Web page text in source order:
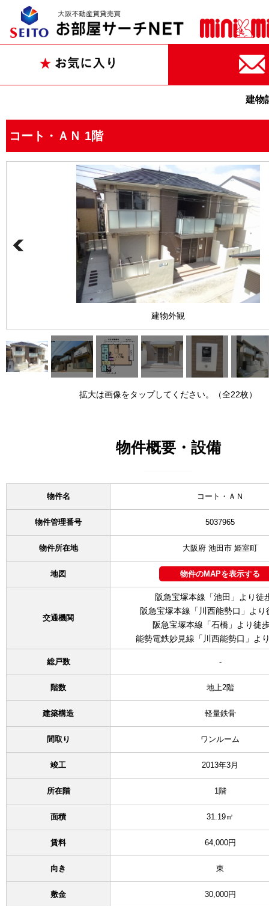
建物
コート・ＡＮ 1階
建物外観
拡大は画像をタップしてください。（全22枚）
物件概要・設備
物件名 コート・ＡＮ
物件管理番号 5037965
物件所在地 大阪府 池田市 姫室町
地図 物件のMAPを表示する
交通機関
阪急宝塚本線「池田」より徒
阪急宝塚本線「川西能勢口」より
阪急宝塚本線「石橋」より徒
能勢電鉄妙見線「川西能勢口」よ
総戸数 -
階数 地上2階
建築構造 軽量鉄骨
間取り ワンルーム
竣工 2013年3月
所在階 1階
面積 31.19㎡
賃料 64,000円
向き 東
敷金 30,000円